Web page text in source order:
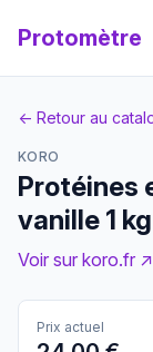
Protomètre
← Retour au
KORO
Protéines
vanille 1 kg
Voir sur koro.fr ↗
Prix actuel